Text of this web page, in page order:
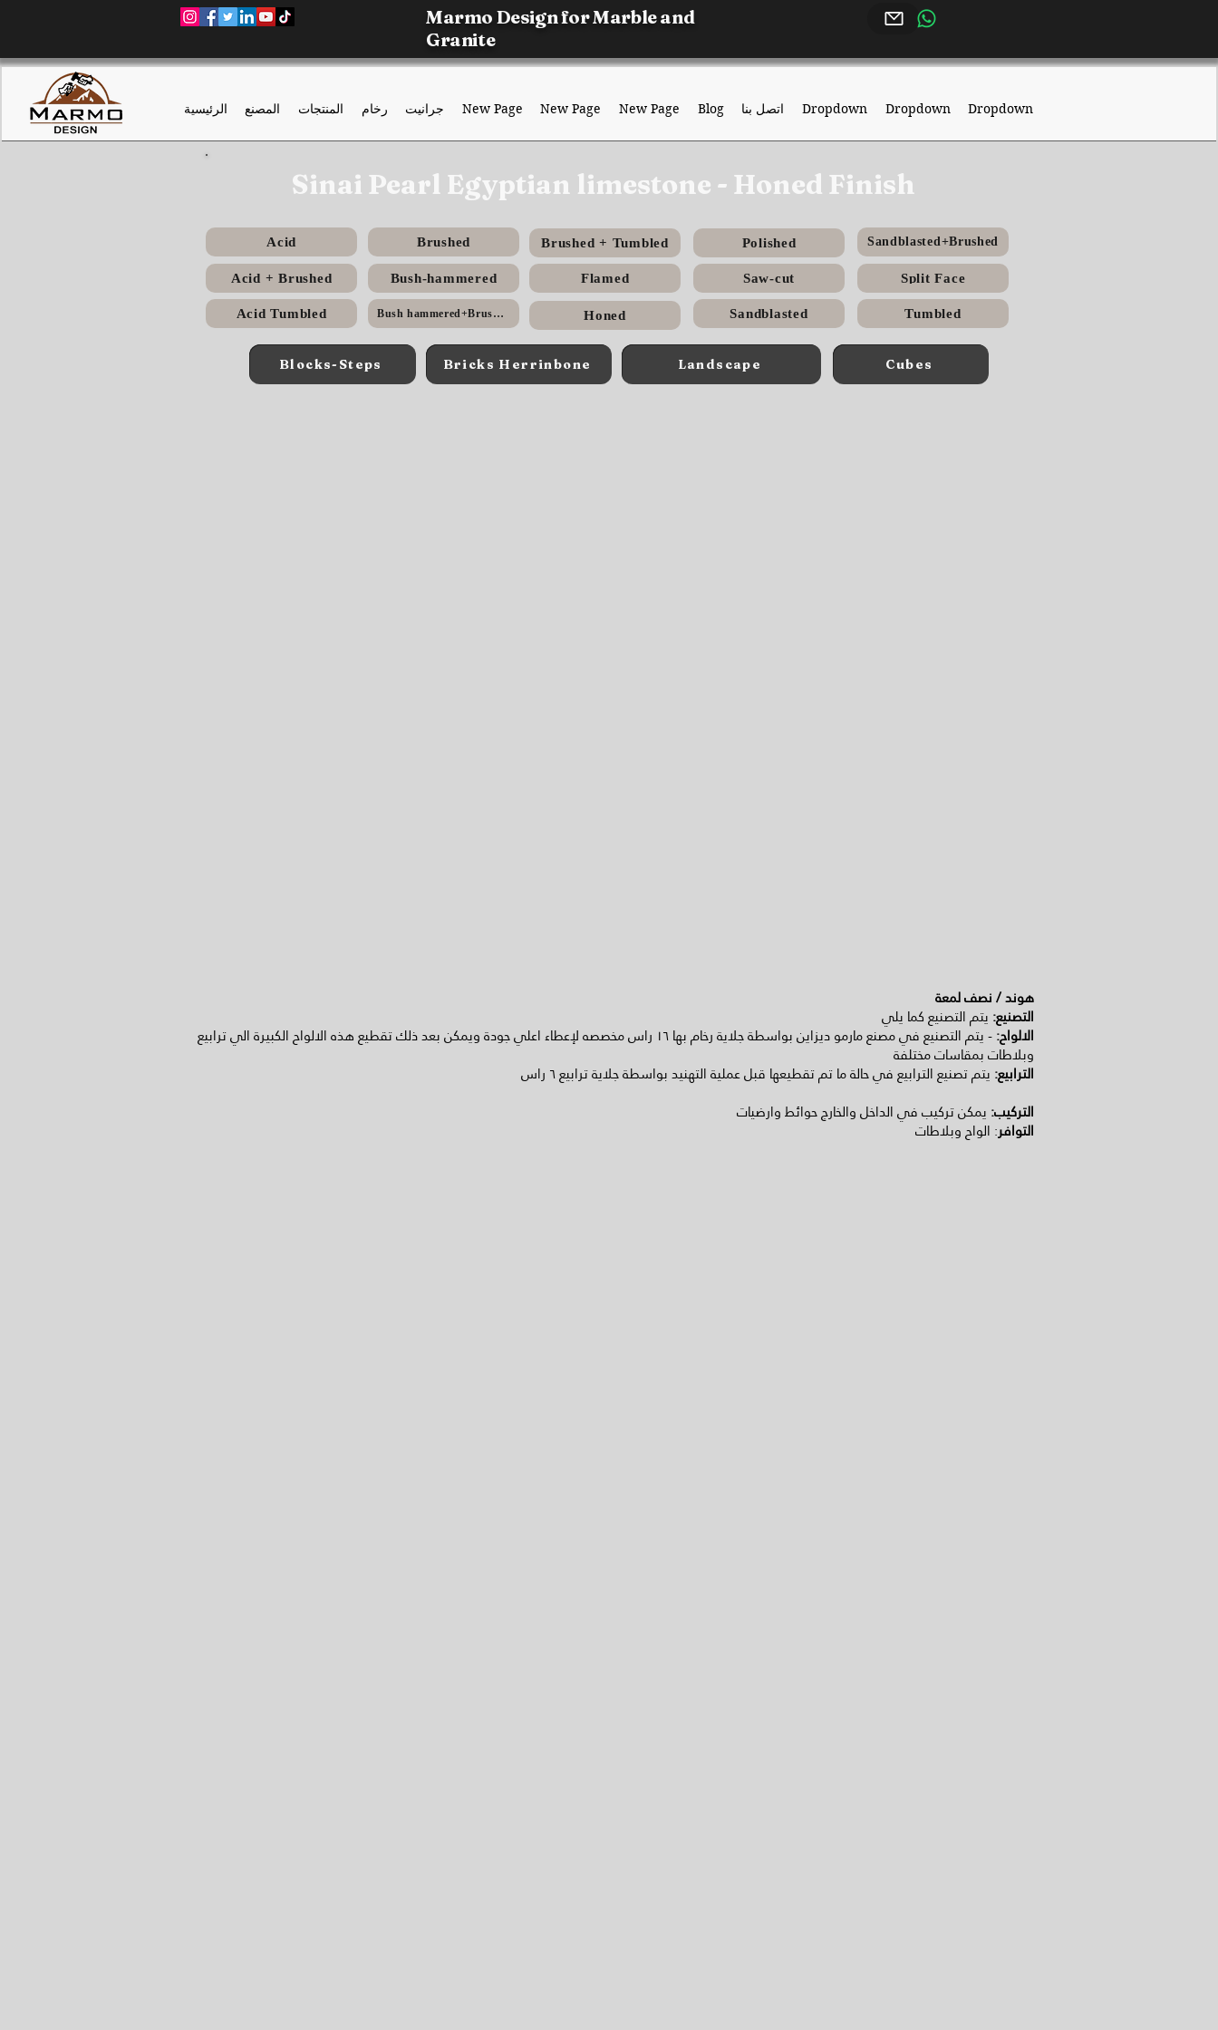
Marmo Design for Marble and
Granite
الرئيسية المصنع المنتجات رخام جرانيت New Page New Page New Page Blog اتصل بنا Dropdown Dropdown Dropdown
Sinai Pearl Egyptian limestone - Honed Finish
Acid
Acid + Brushed
Acid Tumbled
Brushed
Bush-hammered
Bush hammered+Brushed
Brushed + Tumbled
Flamed
Honed
Polished
Saw-cut
Sandblasted
Sandblasted+Brushed
Split Face
Tumbled
Blocks-Steps Bricks Herrinbone Landscape Cubes
هوند / نصف لمعة
التصنيع: يتم التصنيع كما يلي
الالواح: - يتم التصنيع في مصنع مارمو ديزاين بواسطة جلاية رخام بها ١٦ راس مخصصه لإعطاء اعلي جودة ويمكن بعد ذلك تقطيع هذه الالواح الكبيرة الي ترابيع
وبلاطات بمقاسات مختلفة
الترابيع: يتم تصنيع الترابيع في حالة ما تم تقطيعها قبل عملية التهنيد بواسطة جلاية ترابيع ٦ راس
التركيب: يمكن تركيب في الداخل والخارج حوائط وارضيات
التوافر: الواح وبلاطات